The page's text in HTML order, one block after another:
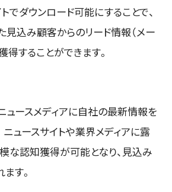
でダウンロード可能にすることで、
込み顧客からのリード情報（メー
得することができます。
ュースメディアに自社の最新情報を
ュースサイトや業界メディアに露
な認知獲得が可能となり、見込み
す。